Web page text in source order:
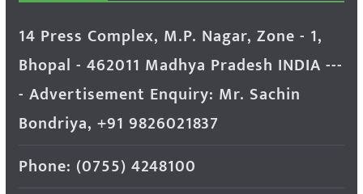
14 Press Complex, M.P. Nagar, Zone - 1,
Bhopal - 462011 Madhya Pradesh INDIA ---
- Advertisement Enquiry: Mr. Sachin
Bondriya, +91 9826021837
Phone: (0755) 4248100